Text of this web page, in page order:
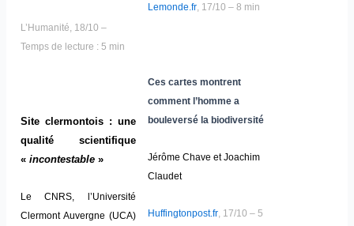
L’Humanité, 18/10 –
Temps de lecture : 5 min
Site clermontois : une
qualité scientifique
« incontestable»
Le CNRS, l’Université
Clermont Auvergne (UCA)
Lemonde.fr, 17/10 – 8 min
Ces cartes montrent
comment l’homme a
bouleversé la biodiversité
Jérôme Chave et Joachim
Claudet
Huffingtonpost.fr, 17/10 – 5